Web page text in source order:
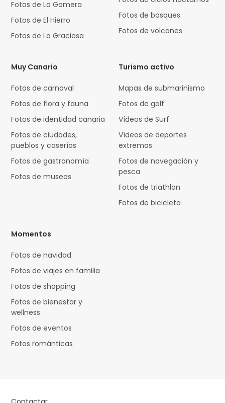
Fotos de La Gomera
Fotos de El Hierro
Fotos de La Graciosa
Fotos de bosques
Fotos de volcanes
Muy Canario
Fotos de carnaval
Fotos de flora y fauna
Fotos de identidad canaria
Fotos de ciudades,
pueblos y caseríos
Fotos de gastronomía
Fotos de museos
Turismo activo
Mapas de submarinismo
Fotos de golf
Vídeos de Surf
Vídeos de deportes
extremos
Fotos de navegación y
pesca
Fotos de triathlon
Fotos de bicicleta
Momentos
Fotos de navidad
Fotos de viajes en familia
Fotos de shopping
Fotos de bienestar y
wellness
Fotos de eventos
Fotos románticas